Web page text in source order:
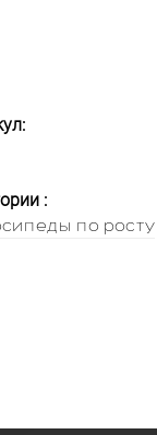
:
по росту